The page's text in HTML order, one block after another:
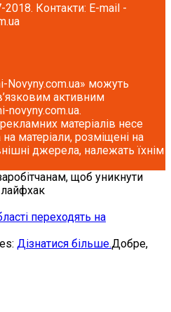
Контакти: E-mail -
Novyny.com.ua» можуть
активним
novyny.com.ua.
матеріалів несе
матеріали, розміщені на
джерела, належать їхнім
щоб уникнути
переходять на
Дізнатися більше.Добре,